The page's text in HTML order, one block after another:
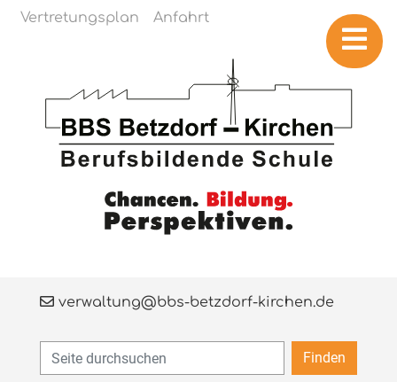
Navigation überspringen
Vertretungsplan Anfahrt
verwaltung@bbs-betzdorf-kirchen.de
Finden